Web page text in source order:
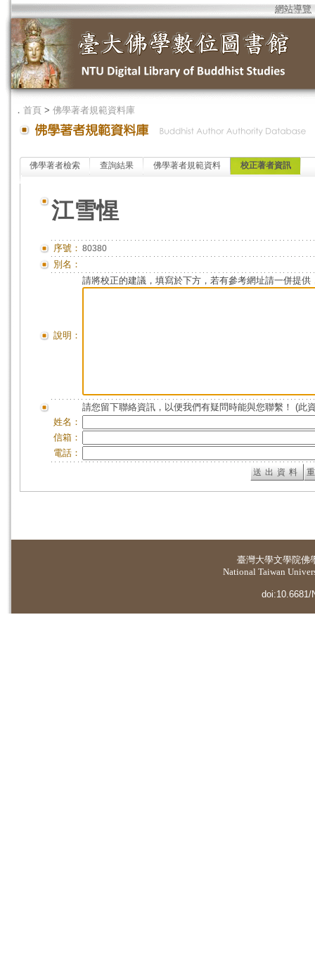
網站導覽
． 首頁 > 佛學著者規範資料庫
佛學著者檢索 查詢結果 佛學著者規範資料 校正著者資訊
江雪惺
序號： 80380
別名：
說明：
請將校正的建議，填寫於下方，若有參考網址請一併提供
請您留下聯絡資訊，以便我們有疑問時能與您聯繫！ (此
姓名：
信箱：
電話：
臺灣大學文學院佛
National Taiwan
doi:10.6681/